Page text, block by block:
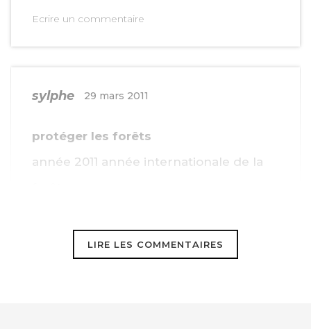
Ecrire un commentaire
sylphe 29 mars 2011
protéger les forêts
année 2011 année internationale de la
l’exploitation à outrance,
LIRE LES COMMENTAIRES